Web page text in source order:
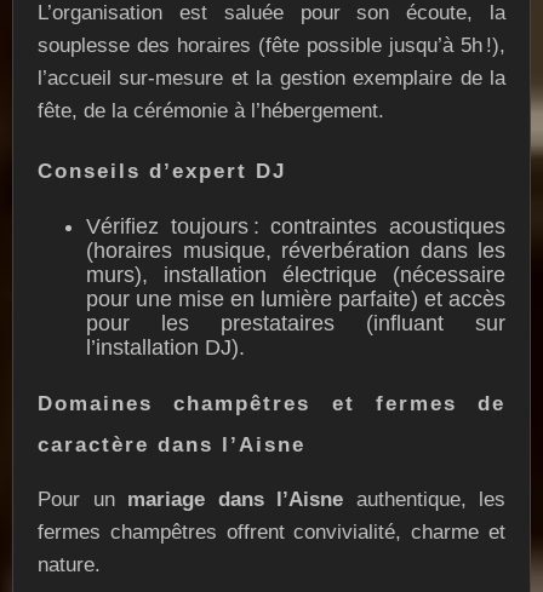
L’organisation est saluée pour son écoute, la
souplesse des horaires (fête possible jusqu’à 5h !),
l’accueil sur-mesure et la gestion exemplaire de la
fête, de la cérémonie à l’hébergement.
Conseils d’expert DJ
Vérifiez toujours : contraintes acoustiques
(horaires musique, réverbération dans les
murs), installation électrique (nécessaire
pour une mise en lumière parfaite) et accès
pour les prestataires (influant sur
l’installation DJ).
Domaines champêtres et fermes de
caractère dans l’Aisne
Pour un mariage dans l’Aisne authentique, les
fermes champêtres offrent convivialité, charme et
nature.